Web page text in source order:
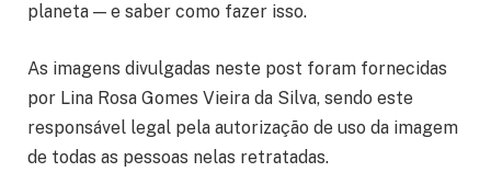
planeta — e saber como fazer isso.
As imagens divulgadas neste post foram fornecidas
por Lina Rosa Gomes Vieira da Silva, sendo este
responsável legal pela autorização de uso da imagem
de todas as pessoas nelas retratadas.